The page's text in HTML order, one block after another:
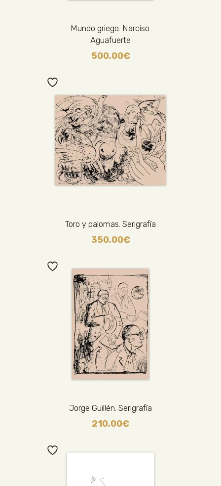
Mundo griego. Narciso.
Aguafuerte
500,00€
Toro y palomas. Serigrafía
350,00€
Jorge Guillén. Serigrafía
210,00€